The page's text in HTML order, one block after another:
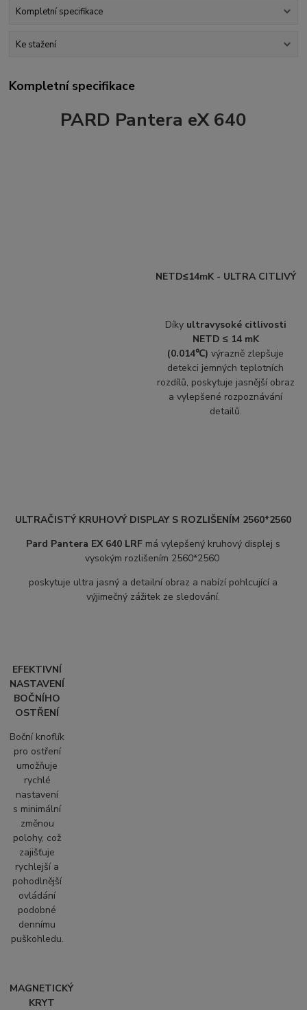
Kompletní specifikace
Ke stažení
Kompletní specifikace
PARD Pantera eX 640
NETD≤14mK - ULTRA CITLIVÝ
Díky ultravysoké citlivosti
NETD ≤ 14 mK
(0.014℃) výrazně zlepšuje
detekci jemných teplotních
rozdílů, poskytuje jasnější obraz
a vylepšené rozpoznávání
detailů.
ULTRAČISTÝ KRUHOVÝ DISPLAY S ROZLIŠENÍM 2560*2560
Pard Pantera EX 640 LRF má vylepšený kruhový displej s
vysokým rozlišením 2560*2560
poskytuje ultra jasný a detailní obraz a nabízí pohlcující a
výjimečný zážitek ze sledování.
EFEKTIVNÍ
NASTAVENÍ
BOČNÍHO
OSTŘENÍ
Boční knoflík
pro ostření
umožňuje
rychlé
nastavení
s minimální
změnou
polohy, což
zajišťuje
rychlejší a
pohodlnější
ovládání
podobné
dennímu
puškohledu.
MAGNETICKÝ
KRYT